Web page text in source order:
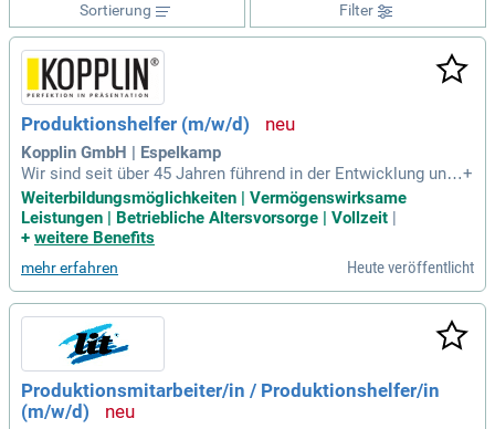
Filter
Sortierung
Produktionshelfer (m/w/d)
Kopplin GmbH | Espelkamp
Wir sind seit über 45 Jahren führend in der Entwicklung und
Herstellung von Musterkollektionen. Unsere großformatige
n Produkte bieten durch optimale Präsentationen ein unverg
leichliches Erlebnis. Ständige Investitionen in Fachwissen, T
rliche Weiterentwicklung. Als zuverlässiger Partner garantie
ren wir krisensichere Arbeitsplätze in einem dynamischen U
nternehmen. Unser hanseatischer Ansatz stellt den Mensch
en in den Mittelpunkt und sorgt für Stabilität und Qualität. V
ertrauen Sie auf unsere herausragende Prozess- und Produk
tqualität bei Montagetätigkeiten, Konfektionierung und Finis
hing.
+
Weiterbildungsmöglichkeiten | Vermögenswirksame
Leistungen | Betriebliche Altersvorsorge | Vollzeit
+ weitere Benefits
mehr erfahren Heute veröffentlicht
Produktionsmitarbeiter/in / Produktionshelfer/in
(m/w/d)